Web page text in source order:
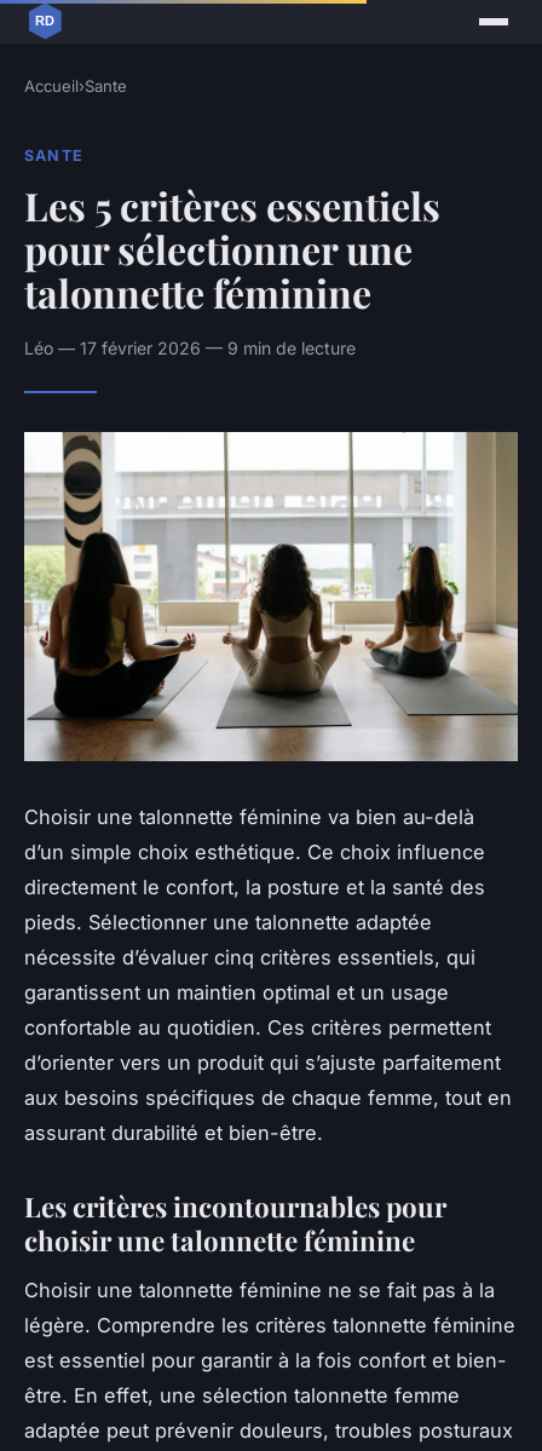
Accueil›Sante
SANTE
Les 5 critères essentiels
pour sélectionner une
talonnette féminine
Léo — 17 février 2026 — 9 min de lecture
Choisir une talonnette féminine va bien au-delà
d’un simple choix esthétique. Ce choix influence
directement le confort, la posture et la santé des
pieds. Sélectionner une talonnette adaptée
nécessite d’évaluer cinq critères essentiels, qui
garantissent un maintien optimal et un usage
confortable au quotidien. Ces critères permettent
d’orienter vers un produit qui s’ajuste parfaitement
aux besoins spécifiques de chaque femme, tout en
assurant durabilité et bien-être.
Les critères incontournables pour
choisir une talonnette féminine
Choisir une talonnette féminine ne se fait pas à la
légère. Comprendre les critères talonnette féminine
est essentiel pour garantir à la fois confort et bien-
être. En effet, une sélection talonnette femme
adaptée peut prévenir douleurs, troubles posturaux